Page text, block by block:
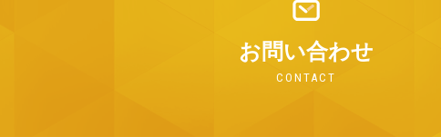
お問い合わせ
CONTACT